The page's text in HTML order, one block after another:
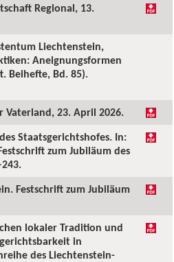
Regional, 13.
Liechtenstein,
Aneignungsformen
Beihefte, Bd. 85).
Vaterland, 23. April 2026.
Staatsgerichtshofes. In:
zum Jubiläum des
Festschrift zum Jubiläum
lokaler Tradition und
in
des Liechtenstein-